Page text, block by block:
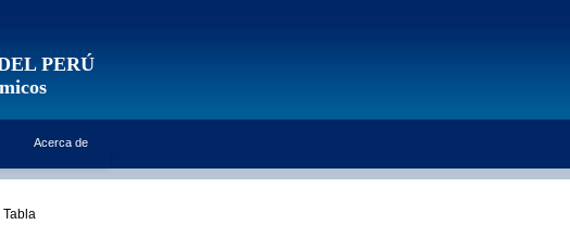
PERÚ
Acerca de
Tabla